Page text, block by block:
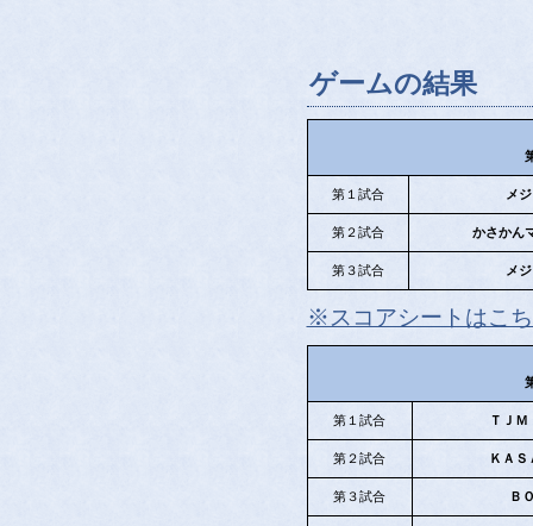
ゲームの結果
第１試合 メ
第２試合 かさかん
第３試合 メ
※スコアシートはこ
第１試合 ＴＪ
第２試合 ＫＡＳ
第３試合 Ｂ